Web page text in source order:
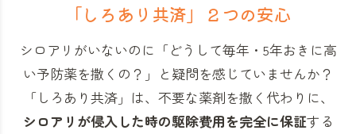
「しろあり共済」 ２つの安心
シロアリがいないのに「どうして毎年・5年おきに高
い予防薬を撒くの？」と 疑問を感じていませんか？
「しろあり共済」 は、不要な薬剤を撒く代わりに、
シロアリが侵入した時の駆除費用を完全に保証する